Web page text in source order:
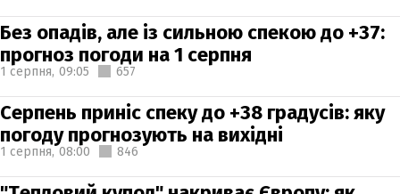
Без опадів, але із сильною спекою до +37:
прогноз погоди на 1 серпня
1 серпня, 09:05 657
Серпень приніс спеку до +38 градусів: яку
погоду прогнозують на вихідні
1 серпня, 08:00 846